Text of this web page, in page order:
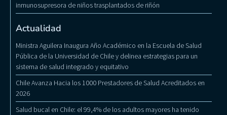
inmunosupresora de niños trasplantados de riñón
Actualidad
Ministra Aguilera Inaugura Año Académico en la Escuela de Salud
Pública de la Universidad de Chile y delinea estrategias para un
sistema de salud integrado y equitativo
Chile Avanza Hacia los 1000 Prestadores de Salud Acreditados en
2026
Salud bucal en Chile: el 99,4% de los adultos mayores ha tenido